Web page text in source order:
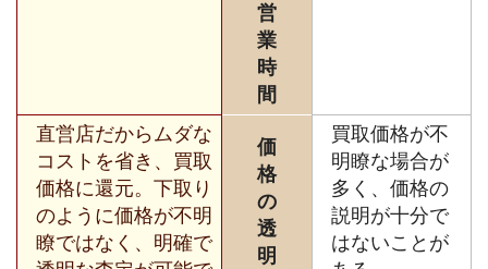
営
業
時
間
直営店だからムダな
コストを省き、買取
価格に還元。下取り
のように価格が不明
瞭ではなく、明確で
価
格
の
透
明
買取価格が不
明瞭な場合が
多く、価格の
説明が十分で
はないことが